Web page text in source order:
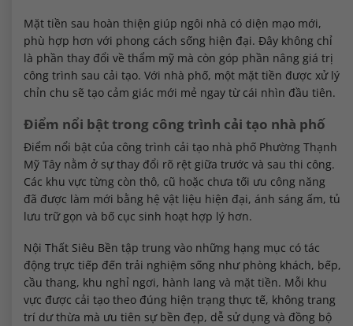
Mặt tiền sau hoàn thiện giúp ngôi nhà có diện mạo mới,
phù hợp hơn với phong cách sống hiện đại. Đây không chỉ
là phần thay đổi về thẩm mỹ mà còn góp phần nâng giá trị
công trình sau cải tạo. Với nhà phố, một mặt tiền được xử lý
chỉn chu sẽ tạo cảm giác mới mẻ ngay từ cái nhìn đầu tiên.
Điểm nổi bật trong công trình cải tạo nhà phố
Điểm nổi bật của công trình cải tạo nhà phố Phường Thạnh
Mỹ Tây nằm ở sự thay đổi rõ rệt giữa trước và sau thi công.
Các khu vực từng còn thô, cũ hoặc chưa tối ưu công năng
đã được làm mới bằng hệ vật liệu hiện đại, ánh sáng ấm, tủ
lưu trữ gọn và bố cục sinh hoạt hợp lý hơn.
Nội Thất Siêu Bền tập trung vào những hạng mục có tác
động trực tiếp đến trải nghiệm sống như phòng khách, bếp,
cầu thang, khu nghỉ ngơi, hành lang và mặt tiền. Mỗi khu
vực được cải tạo theo đúng hiện trạng thực tế, không trang
trí dư thừa mà ưu tiên sự bền đẹp, dễ sử dụng và đồng bộ